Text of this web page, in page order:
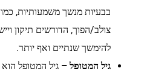
בבעיות מנשך משמעותיות,
צולב/הפוך, הדורשים תיקון
להימשך שנתיים ואף יותר.
גיל המטופל – גיל המטופל